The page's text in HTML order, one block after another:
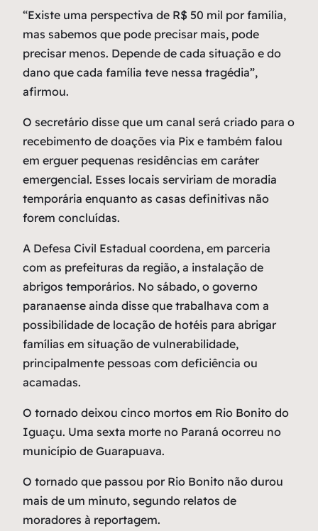
“Existe uma perspectiva de R$ 50 mil por família,
mas sabemos que pode precisar mais, pode
precisar menos. Depende de cada situação e do
dano que cada família teve nessa tragédia”,
afirmou.
O secretário disse que um canal será criado para o
recebimento de doações via Pix e também falou
em erguer pequenas residências em caráter
emergencial. Esses locais serviriam de moradia
temporária enquanto as casas definitivas não
forem concluídas.
A Defesa Civil Estadual coordena, em parceria
com as prefeituras da região, a instalação de
abrigos temporários. No sábado, o governo
paranaense ainda disse que trabalhava com a
possibilidade de locação de hotéis para abrigar
famílias em situação de vulnerabilidade,
principalmente pessoas com deficiência ou
acamadas.
O tornado deixou cinco mortos em Rio Bonito do
Iguaçu. Uma sexta morte no Paraná ocorreu no
município de Guarapuava.
O tornado que passou por Rio Bonito não durou
mais de um minuto, segundo relatos de
moradores à reportagem.